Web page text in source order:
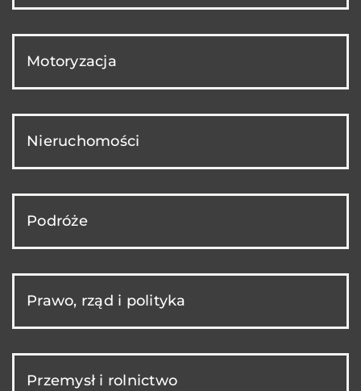
Motoryzacja
Nieruchomości
Podróże
Prawo, rząd i polityka
Przemysł i rolnictwo